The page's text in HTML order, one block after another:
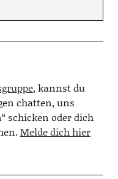
, kannst du
chatten, uns
schicken oder dich
Melde dich hier